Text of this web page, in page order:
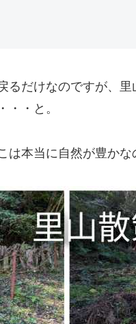
るだけなのですが、
・・と。
は本当に自然が豊かな